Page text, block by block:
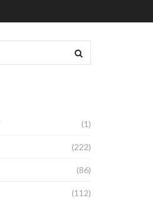
(1)
(222)
(86)
(112)